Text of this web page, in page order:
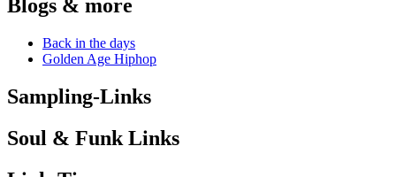
Blogs & more
Back in the days
Golden Age Hiphop
Sampling-Links
Soul & Funk Links